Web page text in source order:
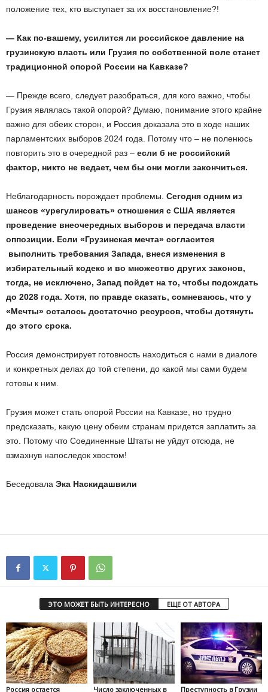
положение тех, кто выступает за их восстановление?!
— Как по-вашему, усилится ли российское давление на
грузинскую власть или Грузия по собственной воле станет
традиционной опорой России на Кавказе?
— Прежде всего, следует разобраться, для кого важно, чтобы
Грузия являлась такой опорой? Думаю, понимание этого крайне
важно для обеих сторон, и Россия доказала это в ходе наших
парламентских выборов 2024 года. Потому что – не поленюсь
повторить это в очередной раз – если б не российский
фактор, никто не ведает, чем бы они могли закончиться.
Неблагодарность порождает проблемы. Сегодня одним из
шансов «урегулировать» отношения с США является
проведение внеочередных выборов и передача власти
оппозиции. Если «Грузинская мечта» согласится
выполнить требования Запада, внеся изменения в
избирательный кодекс и во множество других законов,
тогда, не исключено, Запад пойдет на то, чтобы подождать
до 2028 года. Хотя, по правде сказать, сомневаюсь, что у
«Мечты» осталось достаточно ресурсов, чтобы дотянуть
до этого срока.
Россия демонстрирует готовность находиться с нами в диалоге
и конкретных делах до той степени, до какой мы сами будем
готовы к ним.
Грузия может стать опорой России на Кавказе, но трудно
предсказать, какую цену обеим странам придется заплатить за
это. Потому что Соединенные Штаты не уйдут отсюда, не
взмахнув напоследок хвостом!
Беседовала Эка Наскидaшвили
ЭТО МОЖЕТ БЫТЬ ИНТЕРЕСНО ЕЩЕ ОТ АВТОРА
Россия остается
Число заключенных в
Преступность в Грузии